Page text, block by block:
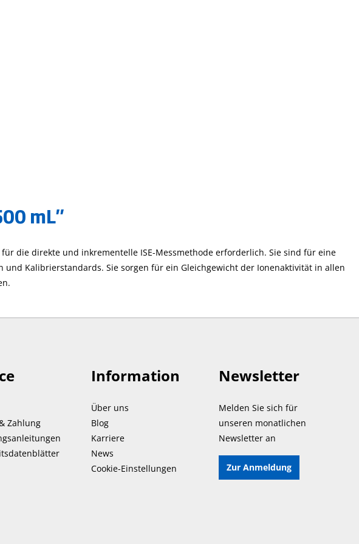
mL"
die direkte und inkrementelle ISE-Messmethode erforderlich. Sie sind für eine
und Kalibrierstandards. Sie sorgen für ein Gleichgewicht der Ionenaktivität in allen
Zahlung
Information
Über uns
Blog
Karriere
News
Cookie-Einstellungen
Newsletter
Melden Sie sich für
unseren monatlichen
Newsletter an
Zur Anmeldung